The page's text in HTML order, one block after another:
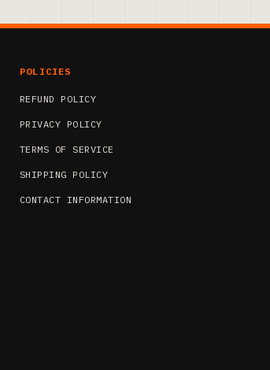
POLICIES
REFUND POLICY
PRIVACY POLICY
TERMS OF SERVICE
SHIPPING POLICY
CONTACT INFORMATION